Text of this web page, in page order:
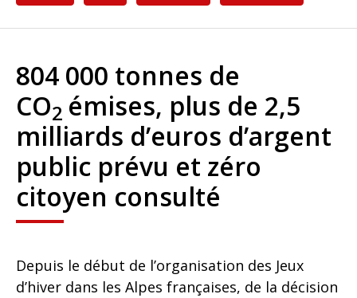
804 000 tonnes de
CO2 émises, plus de 2,5
milliards d’euros d’argent
public prévu et zéro
citoyen consulté
Depuis le début de l’organisation des Jeux
d’hiver dans les Alpes françaises, de la décision